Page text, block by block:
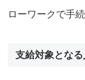
ローワークで手
支給対象とな